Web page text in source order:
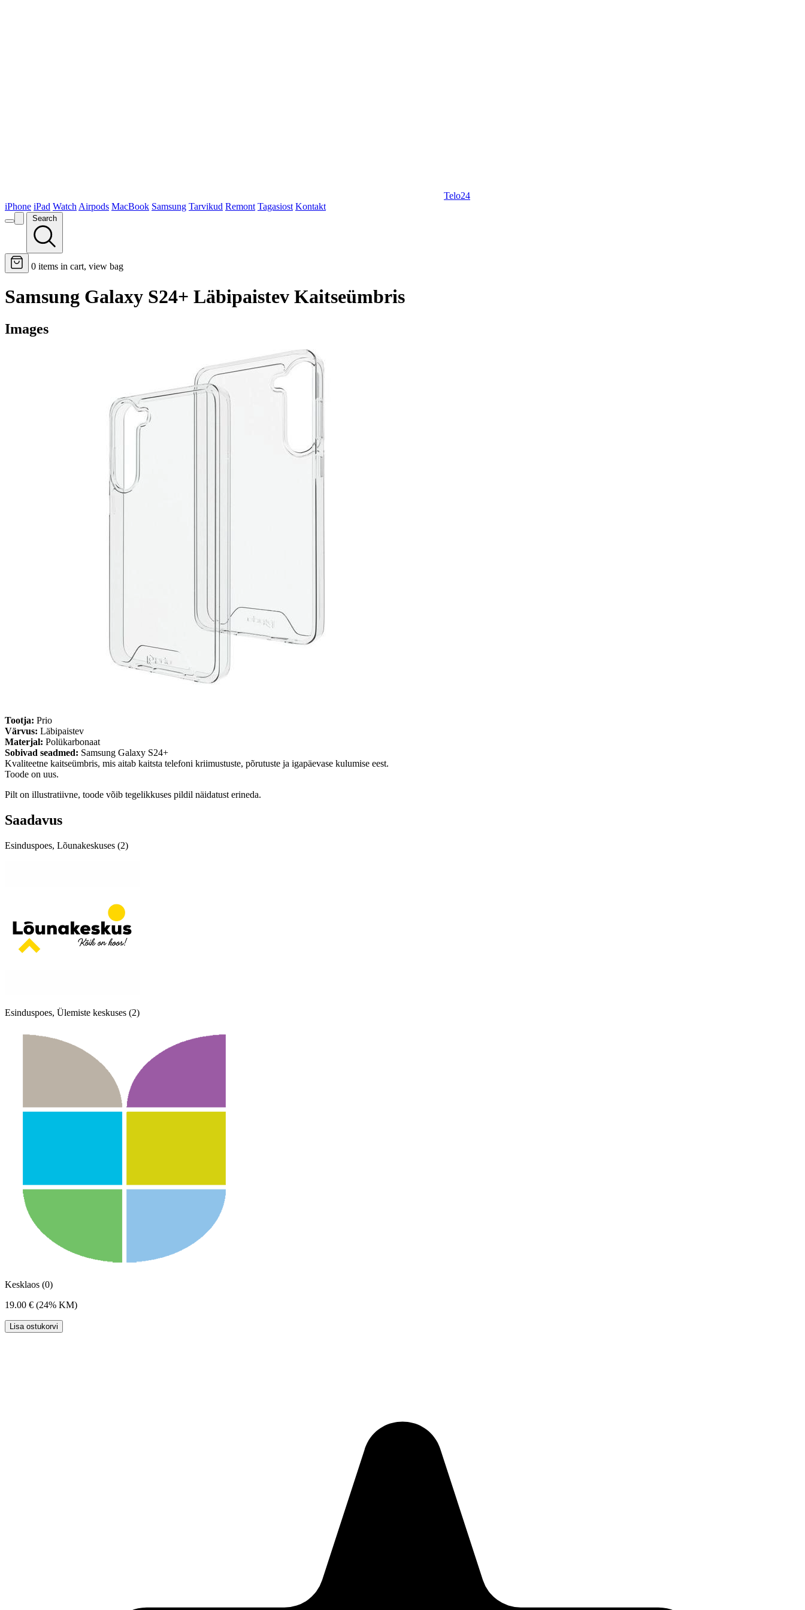
Telo24
iPhone iPad Watch Airpods MacBook Samsung Tarvikud Remont Tagasiost Kontakt
Search
0 items in cart, view bag
Samsung Galaxy S24+ Läbipaistev Kaitseümbris
Images
Tootja: Prio
Värvus: Läbipaistev
Materjal: Polükarbonaat
Sobivad seadmed: Samsung Galaxy S24+
Kvaliteetne kaitseümbris, mis aitab kaitsta telefoni kriimustuste, põrutuste ja igapäevase kulumise eest.
Toode on uus.
Pilt on illustratiivne, toode võib tegelikkuses pildil näidatust erineda.
Saadavus
Esinduspoes, Lõunakeskuses (2)
Esinduspoes, Ülemiste keskuses (2)
Kesklaos (0)
19.00 € (24% KM)
Lisa ostukorvi